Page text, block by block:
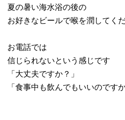
夏の暑い海水浴の後の
お好きなビールで喉を潤してく
お電話では
信じられないという感じです
「大丈夫ですか？」
「食事中も飲んでもいいのですか